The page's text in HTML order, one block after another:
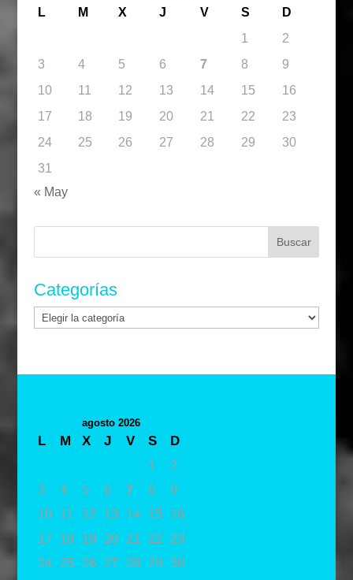
L M X J V S
D
1
2
3
4 5 6 7 8
9
10
11 12 13 14 15
16
17
18 19 20 21 22
23
24
25 26 27 28 29
30
31
« May
Buscar:
Categorías
Categorías
agosto 2026
L M X J V S
D
1
2
3
4 5 6 7 8
9
10
11 12 13 14 15
16
17
18 19 20 21 22
23
24
25 26 27 28 29 30